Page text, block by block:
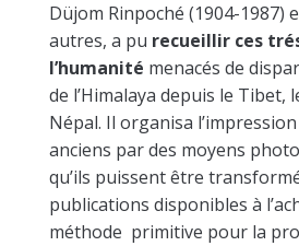
Düjom Rinpoché (1904-1987)
autres, a pu recueillir ces
l’humanité menacés de
de l’Himalaya depuis le Tibet,
Népal. Il organisa
anciens par des moyens
qu’ils puissent être
publications disponibles à
méthode primitive pour la